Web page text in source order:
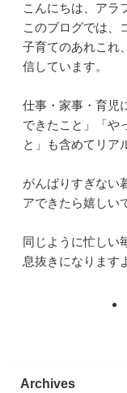
こんにちは、アラ
このブログでは、
子育てのあれこれ
信しています。
仕事・家事・育児
できたこと」「や
と」も含めてリ
がんばりすぎない
アできたら嬉しい
同じように忙しい
息抜きになります
Archives